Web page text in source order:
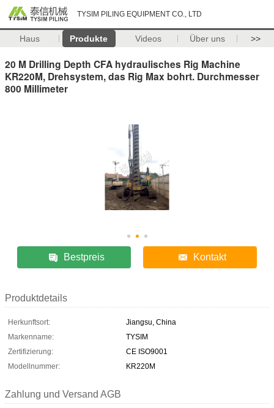
TYSIM PILING EQUIPMENT CO., LTD
Haus Produkte Videos Über uns >>
20 M Drilling Depth CFA hydraulisches Rig Machine
KR220M, Drehsystem, das Rig Max bohrt. Durchmesser
800 Millimeter
Bestpreis Kontakt
Produktdetails
Herkunftsort:
Jiangsu, China
Markenname:
TYSIM
Zertifizierung:
CE ISO9001
Modellnummer:
KR220M
Zahlung und Versand AGB